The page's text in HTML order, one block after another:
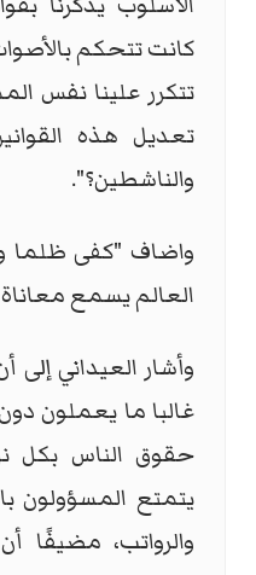
كانت تتحكم
تتكرر علينا نفس
تعديل هذه
والناشطين؟".
واضاف "كفى ظلما
العالم يسمع
وأشار العيداني إلى
غالبا ما يعملون
حقوق الناس بكل
يتمتع المسؤولون
والرواتب، مضيفًا